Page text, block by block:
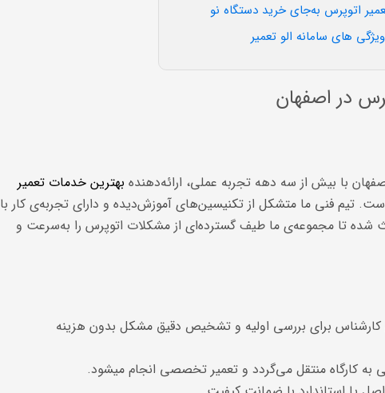
اتوپرس به‌جای خرید دستگاه نو
ویژگی های سامانه الو تعمیر
در اصفهان
با بیش از سه دهه تجربه عملی، ارائه‌دهنده بهترین خدمات تعمیر
تیم فنی ما متشکل از تکنیسین‌های آموزش‌دیده و دارای تجربه‌ی کار با
تا مجموعه‌ی ما طیف گسترده‌ای از مشکلات اتوپرس را به‌سرعت و
کارشناس برای بررسی اولیه و تشخیص دقیق مشکل بدون هزینه
به کارگاه منتقل می‌گردد و تعمیر تخصصی انجام میشود.